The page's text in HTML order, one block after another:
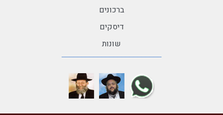
ברכונים
דיסקים
שונות